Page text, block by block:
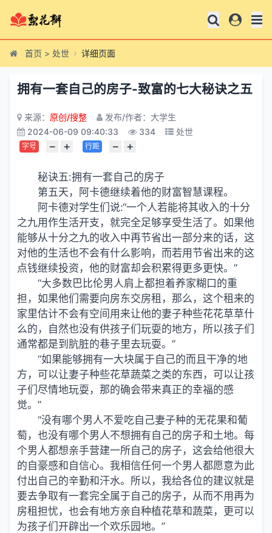
首页 > 处世 详细页面
拥有一套自己的房子-致富的七大秘诀之五
来源： 原创/搜整
发布/作者：大学生
2024-06-09 09:40:33
334 处世
字号 − + 行距 − +
秘诀五:拥有一套自己的房子
第五天，阿卡德继续着他的财富智慧课程。
阿卡德对学生们说:“一个人若能将其收入的十分
之九用作生活开支，就完全足够享受生活了。如果他
能够从十分之九的收入中再节省出一部分来的话，这
对他的生活也不会有什么影响，而若用节省出来的这
点钱继续投资，他的财富却会积累得更多更快。”
“大多数巴比伦男人肩上都担着养家糊口的重
担，如果他们需要向房东交房租，那么，这个租来的
家里估计不会有空间用来让他的妻子种些花花草草什
么的，自然也没有供孩子们玩耍的地方，所以孩子们
通常都是到肮脏的巷子里去玩耍。”
“如果能够拥有一大块属于自己的而且干净的地
方，可以让妻子种些花草蔬菜之类的东西，可以让孩
子们尽情地玩耍，那的确会带来真正的幸福的感
觉。”
“没有哪个男人不爱吃自己妻子种的无花果和葡
萄，也没有哪个男人不想拥有自己的房子和土地。每
个男人都想亲手营建一所自己的房子，这会给他很大
的自豪感和自信心。我相信任何一个男人都愿意为此
付出自己的辛勤和汗水。所以，我给各位的建议就是
要去争取有一套完全属于自己的房子，从而不用再为
房租担忧，也会有地方亲自种植花草和蔬菜，更可以
为孩子们开辟出一个欢乐园地。”